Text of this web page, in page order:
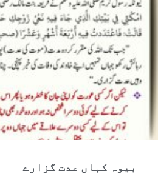
بیوہ کہاں عدت گزارے